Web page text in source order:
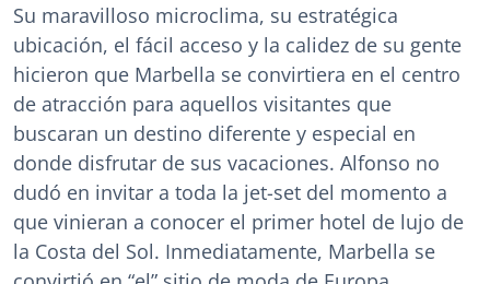
Su maravilloso microclima, su estratégica
ubicación, el fácil acceso y la calidez de su gente
hicieron que Marbella se convirtiera en el centro
de atracción para aquellos visitantes que
buscaran un destino diferente y especial en
donde disfrutar de sus vacaciones. Alfonso no
dudó en invitar a toda la jet-set del momento a
que vinieran a conocer el primer hotel de lujo de
la Costa del Sol. Inmediatamente, Marbella se